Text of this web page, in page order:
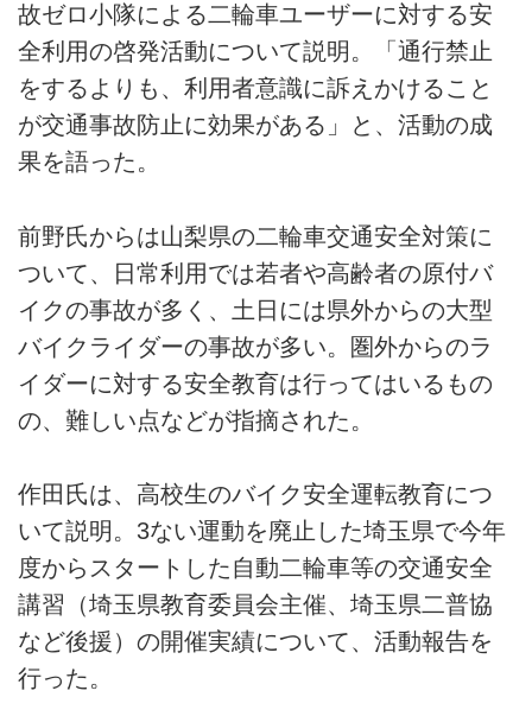
故ゼロ小隊による二輪車ユーザーに対する安
全利用の啓発活動について説明。「通行禁止
をするよりも、利用者意識に訴えかけること
が交通事故防止に効果がある」と、活動の成
果を語った。
前野氏からは山梨県の二輪車交通安全対策に
ついて、日常利用では若者や高齢者の原付バ
イクの事故が多く、土日には県外からの大型
バイクライダーの事故が多い。圏外からのラ
イダーに対する安全教育は行ってはいるもの
の、難しい点などが指摘された。
作田氏は、高校生のバイク安全運転教育につ
いて説明。3ない運動を廃止した埼玉県で今年
度からスタートした自動二輪車等の交通安全
講習（埼玉県教育委員会主催、埼玉県二普協
など後援）の開催実績について、活動報告を
行った。